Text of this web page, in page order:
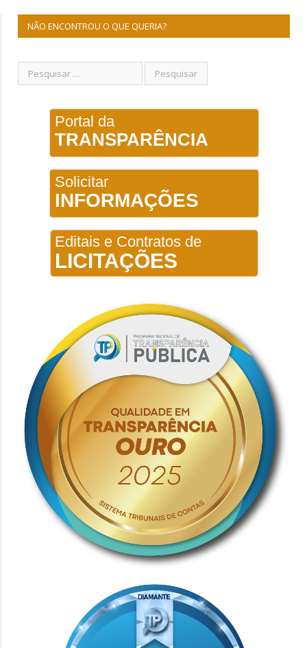
NÃO ENCONTROU O QUE QUERIA?
Portal da
TRANSPARÊNCIA
Solicitar
INFORMAÇÕES
Editais e Contratos de
LICITAÇÕES